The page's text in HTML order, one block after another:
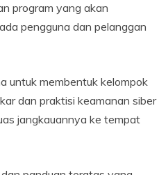
program yang akan
pengguna dan pelanggan
untuk membentuk kelompok
dan praktisi keamanan siber
jangkauannya ke tempat